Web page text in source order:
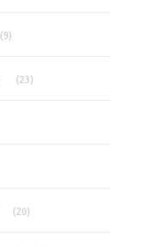
(9)
(23)
(20)